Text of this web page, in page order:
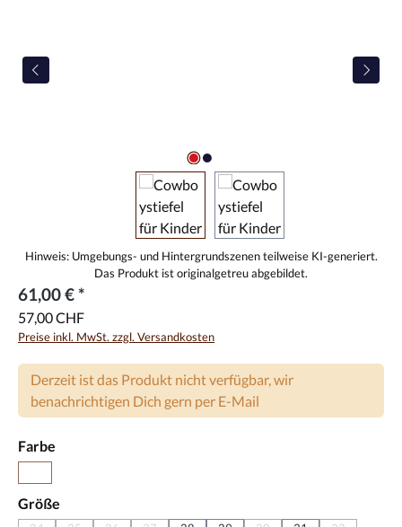
61,00 € *
57,00 CHF
Preise inkl. MwSt. zzgl. Versandkosten
Derzeit ist das Produkt nicht verfügbar, wir
benachrichtigen Dich gern per E-Mail
Farbe
Größe